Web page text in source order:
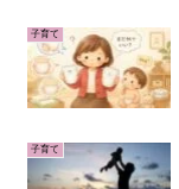
子育て
子育て